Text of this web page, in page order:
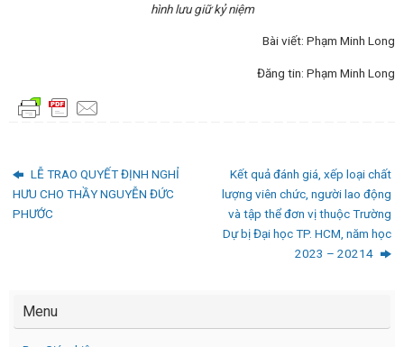
hình lưu giữ kỷ niệm
Bài viết: Phạm Minh Long
Đăng tin: Phạm Minh Long
LỄ TRAO QUYẾT ĐỊNH NGHỈ
HƯU CHO THẦY NGUYỄN ĐỨC
PHƯỚC
Kết quả đánh giá, xếp loại chất
lượng viên chức, người lao động
và tập thể đơn vị thuộc Trường
Dự bị Đại học TP. HCM, năm học
2023 – 20214
Menu